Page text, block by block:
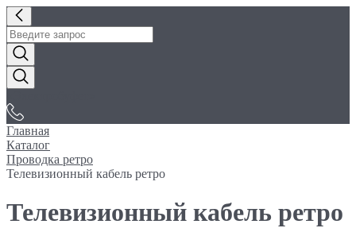
Главная
Каталог
Проводка ретро
Телевизионный кабель ретро
Телевизионный кабель ретро